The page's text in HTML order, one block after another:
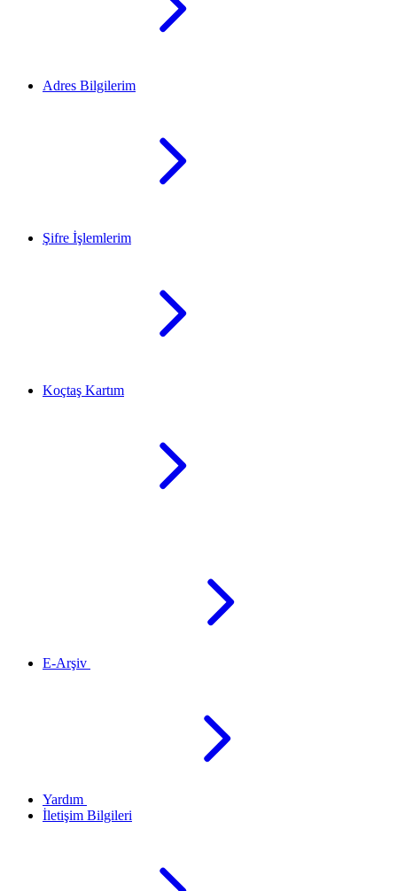
Adres Bilgilerim
Şifre İşlemlerim
Koçtaş Kartım
E-Arşiv
Yardım
İletişim Bilgileri